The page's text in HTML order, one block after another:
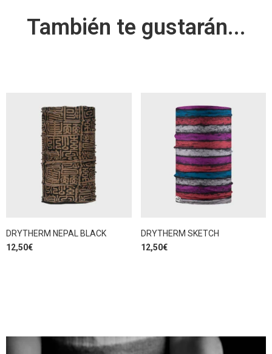
También te gustarán...
DRYTHERM NEPAL BLACK
12,50€
DRYTHERM SKETCH
12,50€